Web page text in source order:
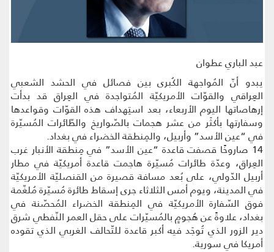
عبد الباري عطوان
يبدو أنّ المُواجهة الكُبرى بين فصائل في الحشد الشعبي
العِراقي والقوّات الأمريكيّة المُتواجدة في العِراق قد بدأت
إرهاصاتها اليوم الأربعاء، بعد استِهداف هذه القوّات وقواعدها
وسفارتها بأكثَر من عشر هجمات بالصّواريخ والطّائرات المُسيّرة
في “عين الأسد” وأربيل، والمِنطقة الخضراء في بغداد.
14 صاروخًا قصفت قاعدة “عين الأسد” في مِنطقة الأنبار غرب
العِراق، وعدّة طائرات مُسيّرة هاجمت قاعدة أمريكيّة في مطار
أربيل الدّولي، على بُعد مسافة قصيرة من القنصليّة الأمريكيّة
في المدينة، ويوم أمس الثلاثاء جرى إسقاط طائرة مُسيّرة مُلغّمة
فوق السّفارة الأمريكيّة في المِنطقة الخضراء المُحصّنة في
بغداد، علاوةً عن هُجومٍ بالمُسيّرات على حقل العمر النّفطي شرق
دير الزور الذي تُوجَد فيه أكبر قاعدة للتّحالف الغربي الذي تقوده
أمريكا في سورية.